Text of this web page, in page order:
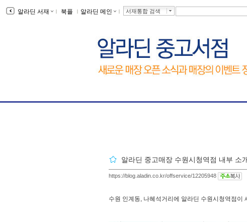
알라딘 서재 ｌ 북플 ｌ 알라딘 메인 ｌ 서재통합 검색
알라딘 중고매장 수원시청역점 내부 소
https://blog.aladin.co.kr/offservice/12205948
수원 인계동, 나혜석거리에 알라딘 수원시청역점이